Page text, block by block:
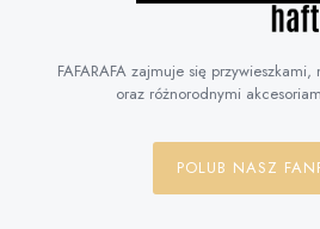
FAFARAFA zajmuje się
oraz różnorodnymi
POLUB NASZ